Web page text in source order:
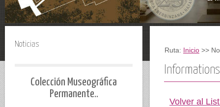
Ruta: Inicio >>
Informations
Volver al
Noticias
Colección Museográfica
Permanente..